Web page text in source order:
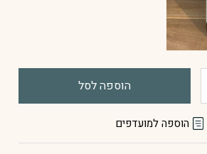
הוספה לסל
הוספה למועדפים